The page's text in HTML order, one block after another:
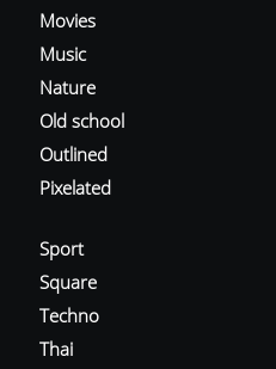
Movies
Music
Nature
Old school
Outlined
Pixelated
Sport
Square
Techno
Thai